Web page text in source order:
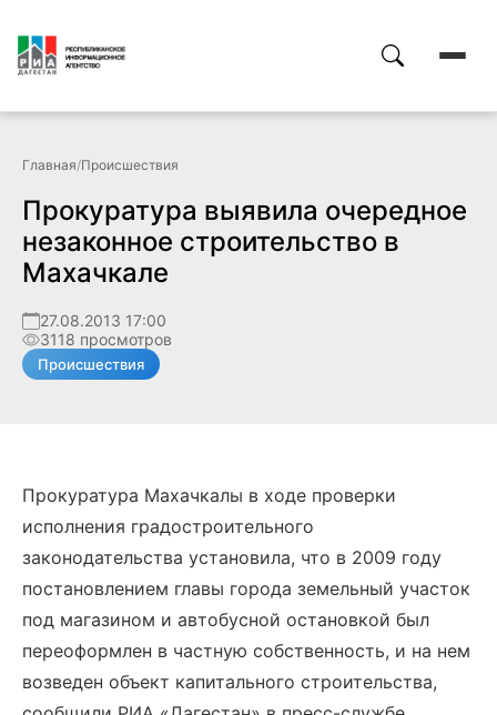
Главная/Происшествия
Прокуратура выявила очередное
незаконное строительство в
Махачкале
27.08.2013 17:00
3118 просмотров
Происшествия
Прокуратура Махачкалы в ходе проверки
исполнения градостроительного
законодательства установила, что в 2009 году
постановлением главы города земельный участок
под магазином и автобусной остановкой был
переоформлен в частную собственность, и на нем
возведен объект капитального строительства,